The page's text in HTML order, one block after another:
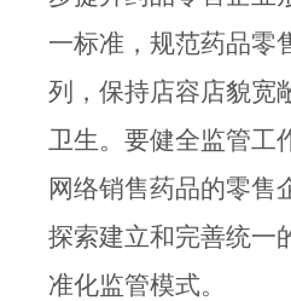
一标准，规范药品零
列，保持店容店貌宽
卫生。要健全监管工
网络销售药品的零售
探索建立和完善统一
准化监管模式。